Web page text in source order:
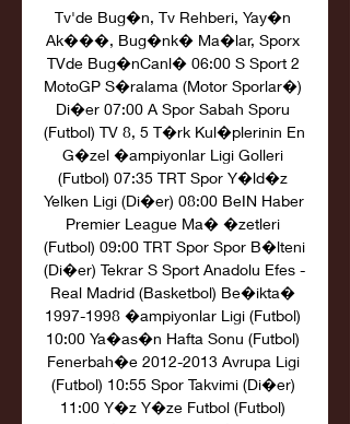
Tv'de Bug�n, Tv Rehberi, Yay�n
Ak���, Bug�nk� Ma�lar, Sporx
TVde Bug�nCanl� 06:00 S Sport 2
MotoGP S�ralama (Motor Sporlar�)
Di�er 07:00 A Spor Sabah Sporu
(Futbol) TV 8, 5 T�rk Kul�plerinin En
G�zel �ampiyonlar Ligi Golleri
(Futbol) 07:35 TRT Spor Y�ld�z
Yelken Ligi (Di�er) 08:00 BeIN Haber
Premier League Ma� �zetleri
(Futbol) 09:00 TRT Spor Spor B�lteni
(Di�er) Tekrar S Sport Anadolu Efes -
Real Madrid (Basketbol) Be�ikta�
1997-1998 �ampiyonlar Ligi (Futbol)
10:00 Ya�as�n Hafta Sonu (Futbol)
Fenerbah�e 2012-2013 Avrupa Ligi
(Futbol) 10:55 Spor Takvimi (Di�er)
11:00 Y�z Y�ze Futbol (Futbol)